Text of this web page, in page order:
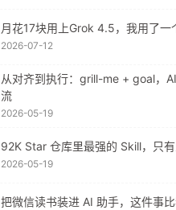
月花17块用上Grok 4.5，我用了一
2026-07-12
从对齐到执行：grill-me + goal，
流
2026-05-19
92K Star 仓库里最强的 Skill，只
2026-05-19
把微信读书装进 AI 助手，这件事